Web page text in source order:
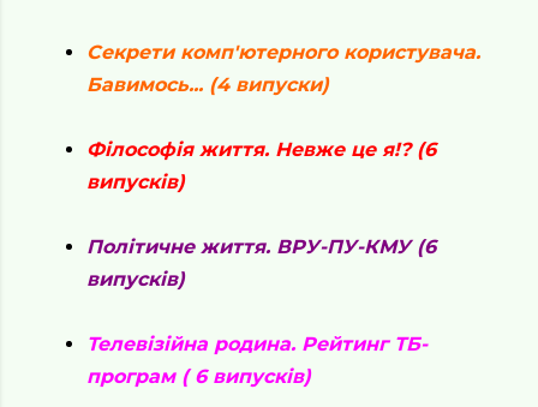
Секрети комп'ютерного користувача.
Бавимось... (4 випуски)
Філософія життя. Невже це я!? (6
випусків)
Політичне життя. ВРУ-ПУ-КМУ (6
випусків)
Телевізійна родина. Рейтинг ТБ-
програм ( 6 випусків)